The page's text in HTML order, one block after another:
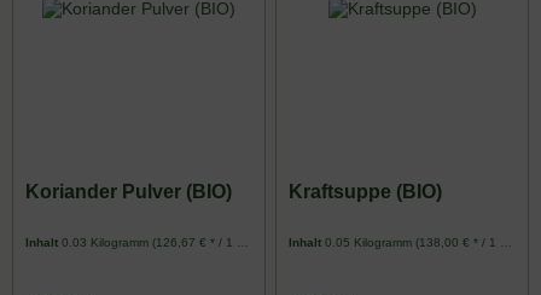
Koriander Pulver (BIO)
Inhalt0.03 Kilogramm (126,67 € * / 1 Kilogramm)
Kraftsuppe (BIO)
Inhalt0.05 Kilogramm (138,00 € * / 1 Kilogramm)